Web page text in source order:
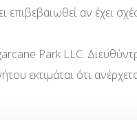
επιβεβαιωθεί αν έχει
Park LLC.
εκτιμάται ότι